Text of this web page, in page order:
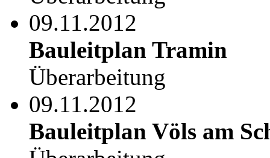
09.11.2012
Bauleitplan Tramin
Überarbeitung
09.11.2012
Bauleitplan Völs am